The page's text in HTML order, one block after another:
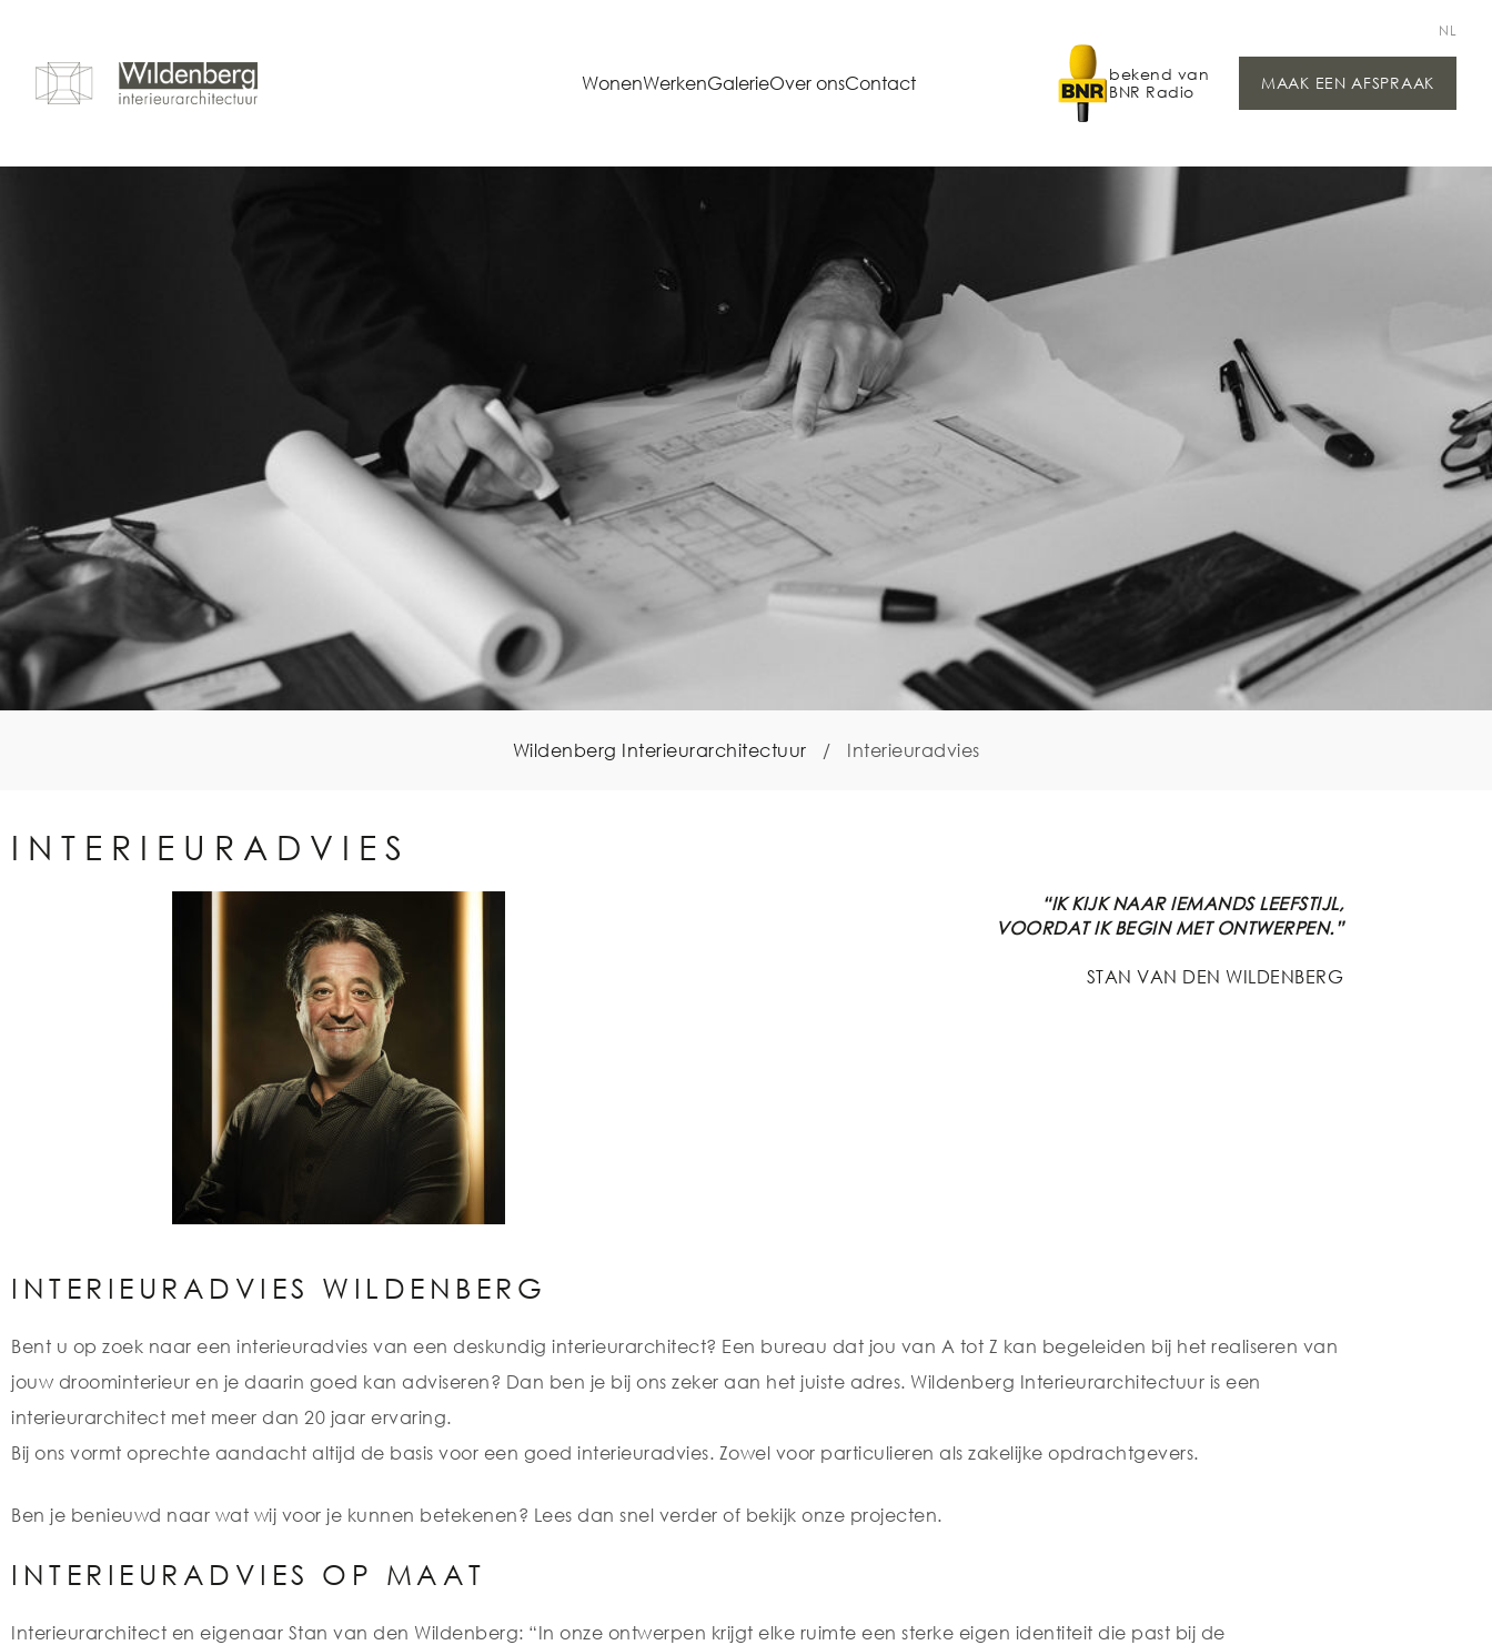
WonenWerkenGalerieOver onsContact
bekend van
BNR Radio
NL
MAAK EEN AFSPRAAK
Wildenberg Interieurarchitectuur / Interieuradvies
INTERIEURADVIES
“IK KIJK NAAR IEMANDS LEEFSTIJL,
VOORDAT IK BEGIN MET ONTWERPEN.”
STAN VAN DEN WILDENBERG
INTERIEURADVIES WILDENBERG
Bent u op zoek naar een interieuradvies van een deskundig interieurarchitect? Een bureau dat jou van A tot Z kan begeleiden bij het realiseren van
jouw droominterieur en je daarin goed kan adviseren? Dan ben je bij ons zeker aan het juiste adres. Wildenberg Interieurarchitectuur is een
interieurarchitect met meer dan 20 jaar ervaring.
Bij ons vormt oprechte aandacht altijd de basis voor een goed interieuradvies. Zowel voor particulieren als zakelijke opdrachtgevers.
Ben je benieuwd naar wat wij voor je kunnen betekenen? Lees dan snel verder of bekijk onze projecten.
INTERIEURADVIES OP MAAT
Interieurarchitect en eigenaar Stan van den Wildenberg: “In onze ontwerpen krijgt elke ruimte een sterke eigen identiteit die past bij de